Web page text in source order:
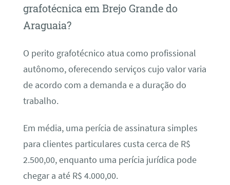
grafotécnica em Brejo Grande do
Araguaia?
O perito grafotécnico atua como profissional
autônomo, oferecendo serviços cujo valor varia
de acordo com a demanda e a duração do
trabalho.
Em média, uma perícia de assinatura simples
para clientes particulares custa cerca de R$
2.500,00, enquanto uma perícia jurídica pode
chegar a até R$ 4.000,00.